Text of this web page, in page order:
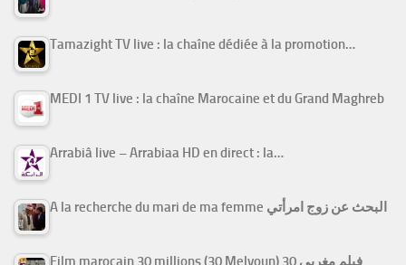
Tamazight TV live : la chaîne dédiée à la promotion…
MEDI 1 TV live : la chaîne Marocaine et du Grand Maghreb
Arrabiâ live – Arrabiaa HD en direct : la…
A la recherche du mari de ma femme البحث عن زوج امرأتي
Film marocain 30 millions (30 Melyoun) فيلم مغربي 30